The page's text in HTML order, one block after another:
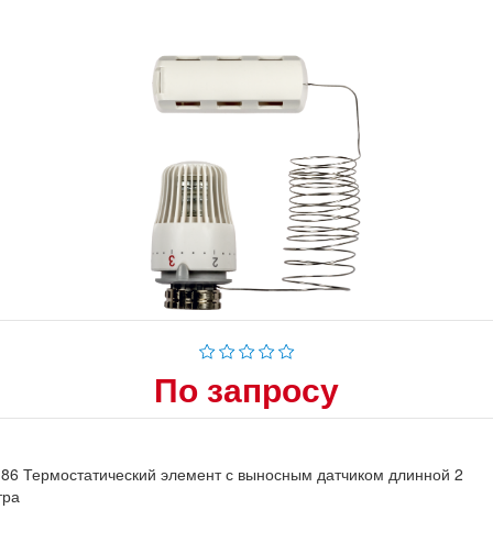
По запросу
Термостатический элемент с выносным датчиком длинной 2